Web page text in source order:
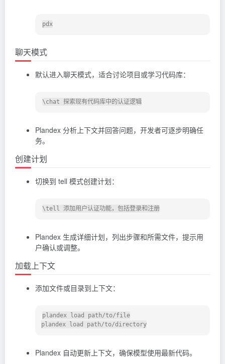
聊天模式
默认进入聊天模式，适合讨论项目或学习代码库：
Plandex 分析上下文并回答问题，开发者可逐步明确任
务。
创建计划
切换到 tell 模式创建计划：
Plandex 生成详细计划，列出步骤和所需文件，提示用
户确认或调整。
加载上下文
添加文件或目录到上下文：
plandex load path/to/file
Plandex 自动更新上下文，确保模型使用最新代码。